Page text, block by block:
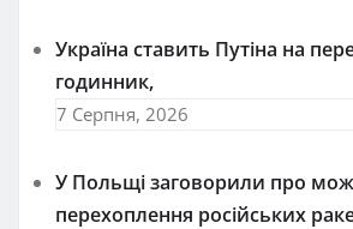
Україна ставить Путіна на
годинник,
7 Серпня, 2026
У Польщі заговорили про
перехоплення російських